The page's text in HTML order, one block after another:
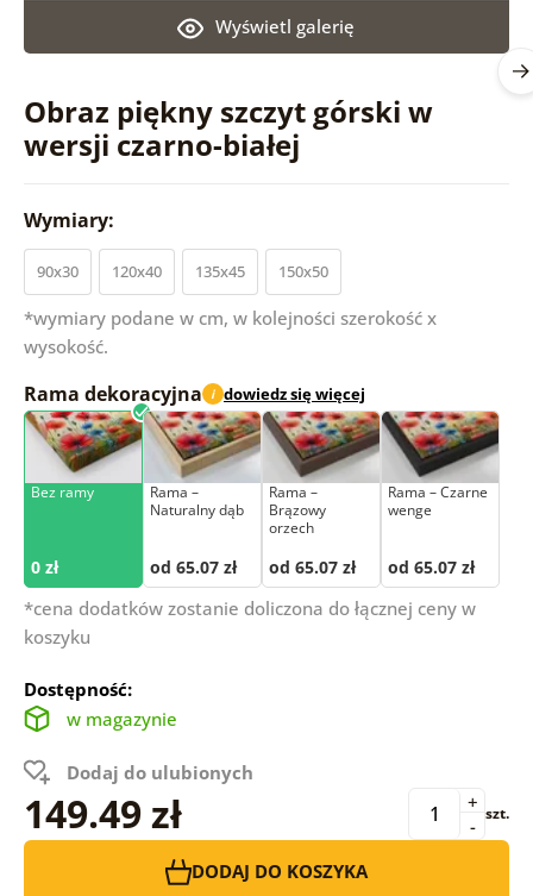
Obraz piękny szczyt górski w
wersji czarno-białej
Wyświetl galerię
Wymiary:
90x30 120x40 135x45 150x50
*wymiary podane w cm, w kolejności szerokość x
wysokość.
Rama dekoracyjna i dowiedz się więcej
Bez ramy
0 zł
Rama –
Naturalny dąb
od 65.07 zł
Rama –
Brązowy
orzech
od 65.07 zł
Rama – Czarne
wenge
od 65.07 zł
*cena dodatków zostanie doliczona do łącznej ceny w
koszyku
Dostępność:
w magazynie
Dodaj do ulubionych
149.49 zł -
+ szt.
DODAJ DO KOSZYKA